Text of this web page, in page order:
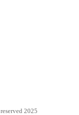
2025